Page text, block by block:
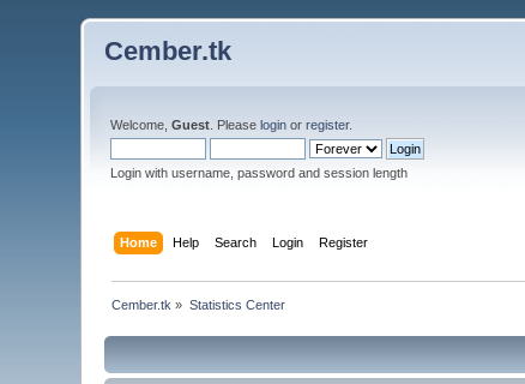
Cember.tk
Welcome,Guest . Pleaselogin orregister.
Login with username, password and session length
Home Help Search Login Register
Cember.tk » Statistics Center